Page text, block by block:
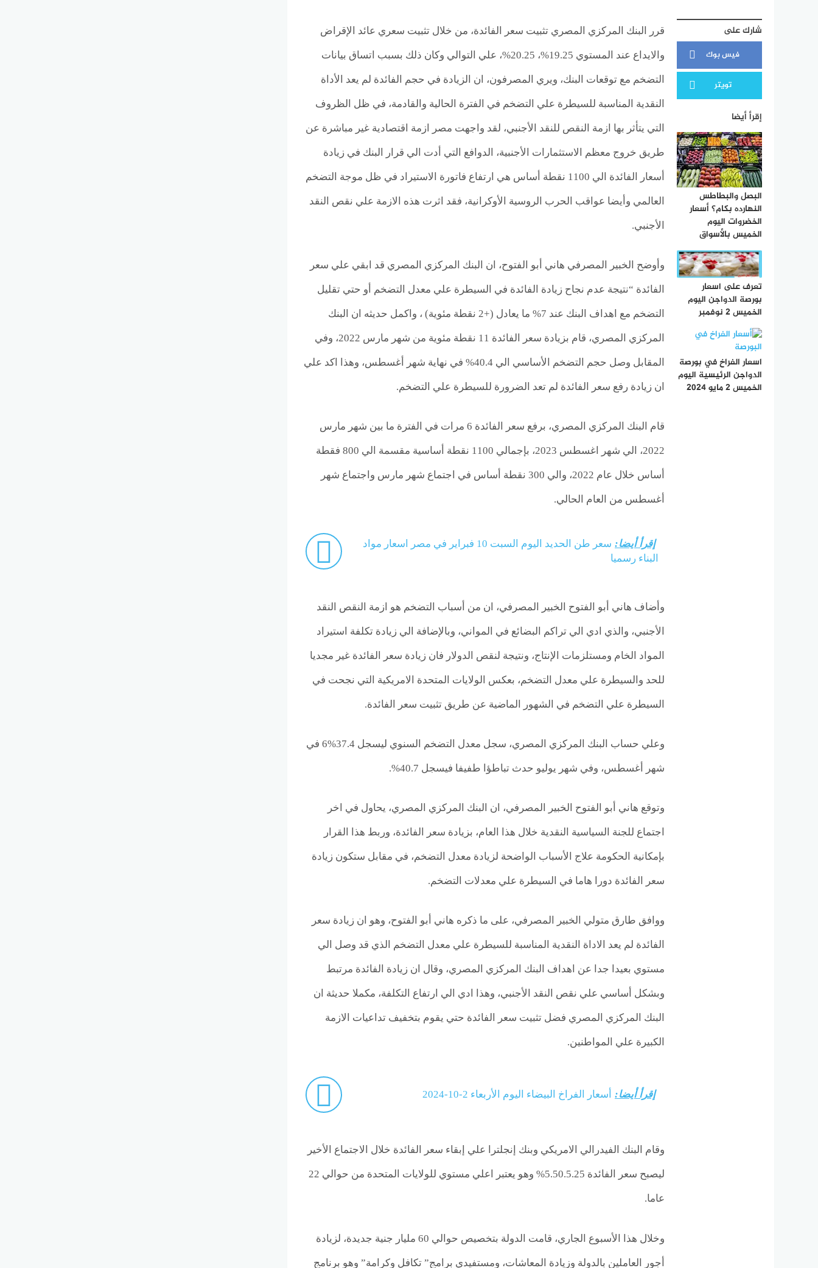
شارك على
فيس بوك
تويتر
إقرأ أيضا
البصل والبطاطس
النهارده بكام؟ أسعار
الخضروات اليوم
الخميس بالأسواق
تعرف على اسعار
بورصة الدواجن اليوم
الخميس 2 نوفمبر
اسعار الفراخ في بورصة
الدواجن الرئيسية اليوم
الخميس 2 مايو 2024
قرر البنك المركزي المصري تثبيت سعر الفائدة، من خلال تثبيت سعري عائد الإقراض
والايداع عند المستوي 19.25%، 20.25%، علي التوالي وكان ذلك بسبب اتساق بيانات
التضخم مع توقعات البنك، ويري المصرفون، ان الزيادة في حجم الفائدة لم يعد الأداة
النقدية المناسبة للسيطرة علي التضخم في الفترة الحالية والقادمة، في ظل الظروف
التي يتأثر بها ازمة النقص للنقد الأجنبي، لقد واجهت مصر ازمة اقتصادية غير مباشرة عن
طريق خروج معظم الاستثمارات الأجنبية، الدوافع التي أدت الي قرار البنك في زيادة
أسعار الفائدة الي 1100 نقطة أساس هي ارتفاع فاتورة الاستيراد في ظل موجة التضخم
العالمي وأيضا عواقب الحرب الروسية الأوكرانية، فقد اثرت هذه الازمة علي نقص النقد
الأجنبي.
وأوضح الخبير المصرفي هاني أبو الفتوح، ان البنك المركزي المصري قد ابقي علي سعر
الفائدة “نتيجة عدم نجاح زيادة الفائدة في السيطرة علي معدل التضخم أو حتي تقليل
التضخم مع اهداف البنك عند 7% ما يعادل (+2 نقطة مئوية) ، واكمل حديثه ان البنك
المركزي المصري، قام بزيادة سعر الفائدة 11 نقطة مئوية من شهر مارس 2022، وفي
المقابل وصل حجم التضخم الأساسي الي 40.4% في نهاية شهر أغسطس، وهذا اكد علي
ان زيادة رفع سعر الفائدة لم تعد الضرورة للسيطرة علي التضخم.
قام البنك المركزي المصري، برفع سعر الفائدة 6 مرات في الفترة ما بين شهر مارس
2022، الي شهر اغسطس 2023، بإجمالي 1100 نقطة أساسية مقسمة الي 800 فقطة
أساس خلال عام 2022، والي 300 نقطة أساس في اجتماع شهر مارس واجتماع شهر
أغسطس من العام الحالي.
إقرأ أيضا:
سعر طن الحديد اليوم السبت 10 فبراير في مصر اسعار مواد
البناء رسميا
وأضاف هاني أبو الفتوح الخبير المصرفي، ان من أسباب التضخم هو ازمة النقص النقد
الأجنبي، والذي ادي الي تراكم البضائع في المواني، وبالإضافة الي زيادة تكلفة استيراد
المواد الخام ومستلزمات الإنتاج، ونتيجة لنقص الدولار فان زيادة سعر الفائدة غير مجديا
للحد والسيطرة علي معدل التضخم، بعكس الولايات المتحدة الامريكية التي نجحت في
السيطرة علي التضخم في الشهور الماضية عن طريق تثبيت سعر الفائدة.
وعلي حساب البنك المركزي المصري، سجل معدل التضخم السنوي ليسجل 37.4%6 في
شهر أغسطس، وفي شهر يوليو حدث تباطؤا طفيفا فيسجل 40.7%.
وتوقع هاني أبو الفتوح الخبير المصرفي، ان البنك المركزي المصري، يحاول في اخر
اجتماع للجنة السياسية النقدية خلال هذا العام، بزيادة سعر الفائدة، وربط هذا القرار
بإمكانية الحكومة علاج الأسباب الواضحة لزيادة معدل التضخم، في مقابل ستكون زيادة
سعر الفائدة دورا هاما في السيطرة علي معدلات التضخم.
ووافق طارق متولي الخبير المصرفي، على ما ذكره هاني أبو الفتوح، وهو ان زيادة سعر
الفائدة لم يعد الاداة النقدية المناسبة للسيطرة علي معدل التضخم الذي قد وصل الي
مستوي بعيدا جدا عن اهداف البنك المركزي المصري، وقال ان زيادة الفائدة مرتبط
وبشكل أساسي علي نقص النقد الأجنبي، وهذا ادي الي ارتفاع التكلفة، مكملا حديثة ان
البنك المركزي المصري فضل تثبيت سعر الفائدة حتي يقوم بتخفيف تداعيات الازمة
الكبيرة علي المواطنين.
إقرأ أيضا: أسعار الفراخ البيضاء اليوم الأربعاء 2-10-2024
وقام البنك الفيدرالي الامريكي وبنك إنجلترا علي إبقاء سعر الفائدة خلال الاجتماع الأخير
ليصبح سعر الفائدة 5.50.5.25% وهو يعتبر اعلي مستوي للولايات المتحدة من حوالي 22
عاما.
وخلال هذا الأسبوع الجاري، قامت الدولة بتخصيص حوالي 60 مليار جنية جديدة، لزيادة
أجور العاملين بالدولة وزيادة المعاشات، ومستفيدي برامج” تكافل وكرامة” وهو برنامج